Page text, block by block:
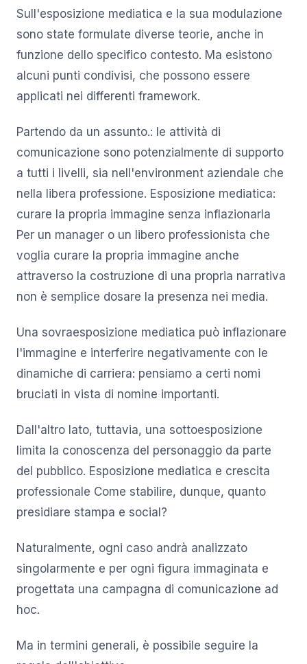
Sull'esposizione mediatica e la sua modulazione
sono state formulate diverse teorie, anche in
funzione dello specifico contesto. Ma esistono
alcuni punti condivisi, che possono essere
applicati nei differenti framework.
Partendo da un assunto.: le attività di
comunicazione sono potenzialmente di supporto
a tutti i livelli, sia nell'environment aziendale che
nella libera professione. Esposizione mediatica:
curare la propria immagine senza inflazionarla
Per un manager o un libero professionista che
voglia curare la propria immagine anche
attraverso la costruzione di una propria narrativa
non è semplice dosare la presenza nei media.
Una sovraesposizione mediatica può inflazionare
l'immagine e interferire negativamente con le
dinamiche di carriera: pensiamo a certi nomi
bruciati in vista di nomine importanti.
Dall'altro lato, tuttavia, una sottoesposizione
limita la conoscenza del personaggio da parte
del pubblico. Esposizione mediatica e crescita
professionale Come stabilire, dunque, quanto
presidiare stampa e social?
Naturalmente, ogni caso andrà analizzato
singolarmente e per ogni figura immaginata e
progettata una campagna di comunicazione ad
hoc.
Ma in termini generali, è possibile seguire la